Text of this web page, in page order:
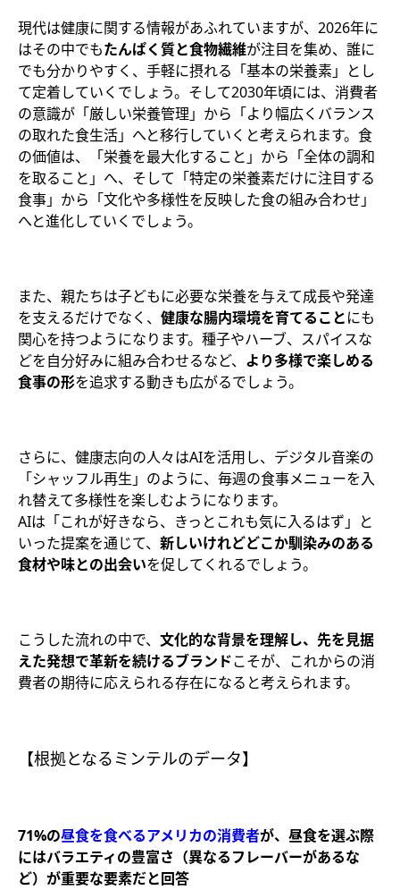
現代は健康に関する情報があふれていますが、2026年に
はその中でもたんぱく質と食物繊維が注目を集め、誰に
でも分かりやすく、手軽に摂れる「基本の栄養素」とし
て定着していくでしょう。そして2030年頃には、消費者
の意識が「厳しい栄養管理」から「より幅広くバランス
の取れた食生活」へと移行していくと考えられます。食
の価値は、「栄養を最大化すること」から「全体の調和
を取ること」へ、そして「特定の栄養素だけに注目する
食事」から「文化や多様性を反映した食の組み合わせ」
へと進化していくでしょう。
また、親たちは子どもに必要な栄養を与えて成長や発達
を支えるだけでなく、 健康な腸内環境を育てることにも
関心を持つようになります。種子やハーブ、スパイスな
どを自分好みに組み合わせるなど、 より多様で楽しめる
食事の形を追求する動きも広がるでしょう。
さらに、健康志向の人々はAIを活用し、デジタル音楽の
「シャッフル再生」のように、毎週の食事メニューを入
れ替えて多様性を楽しむようになります。
AIは「これが好きなら、きっとこれも気に入るはず」と
いった提案を通じて、 新しいけれどどこか馴染みのある
食材や味との出会いを促してくれるでしょう。
こうした流れの中で、 文化的な背景を理解し、先を見据
えた発想で革新を続けるブランドこそが、これからの消
費者の期待に応えられる存在になると考えられます。
【根拠となるミンテルのデータ】
71%の昼食を食べるアメリカの消費者が、昼食を選ぶ際
にはバラエティの豊富さ（異なるフレーバーがあるな
ど）が重要な要素だと回答